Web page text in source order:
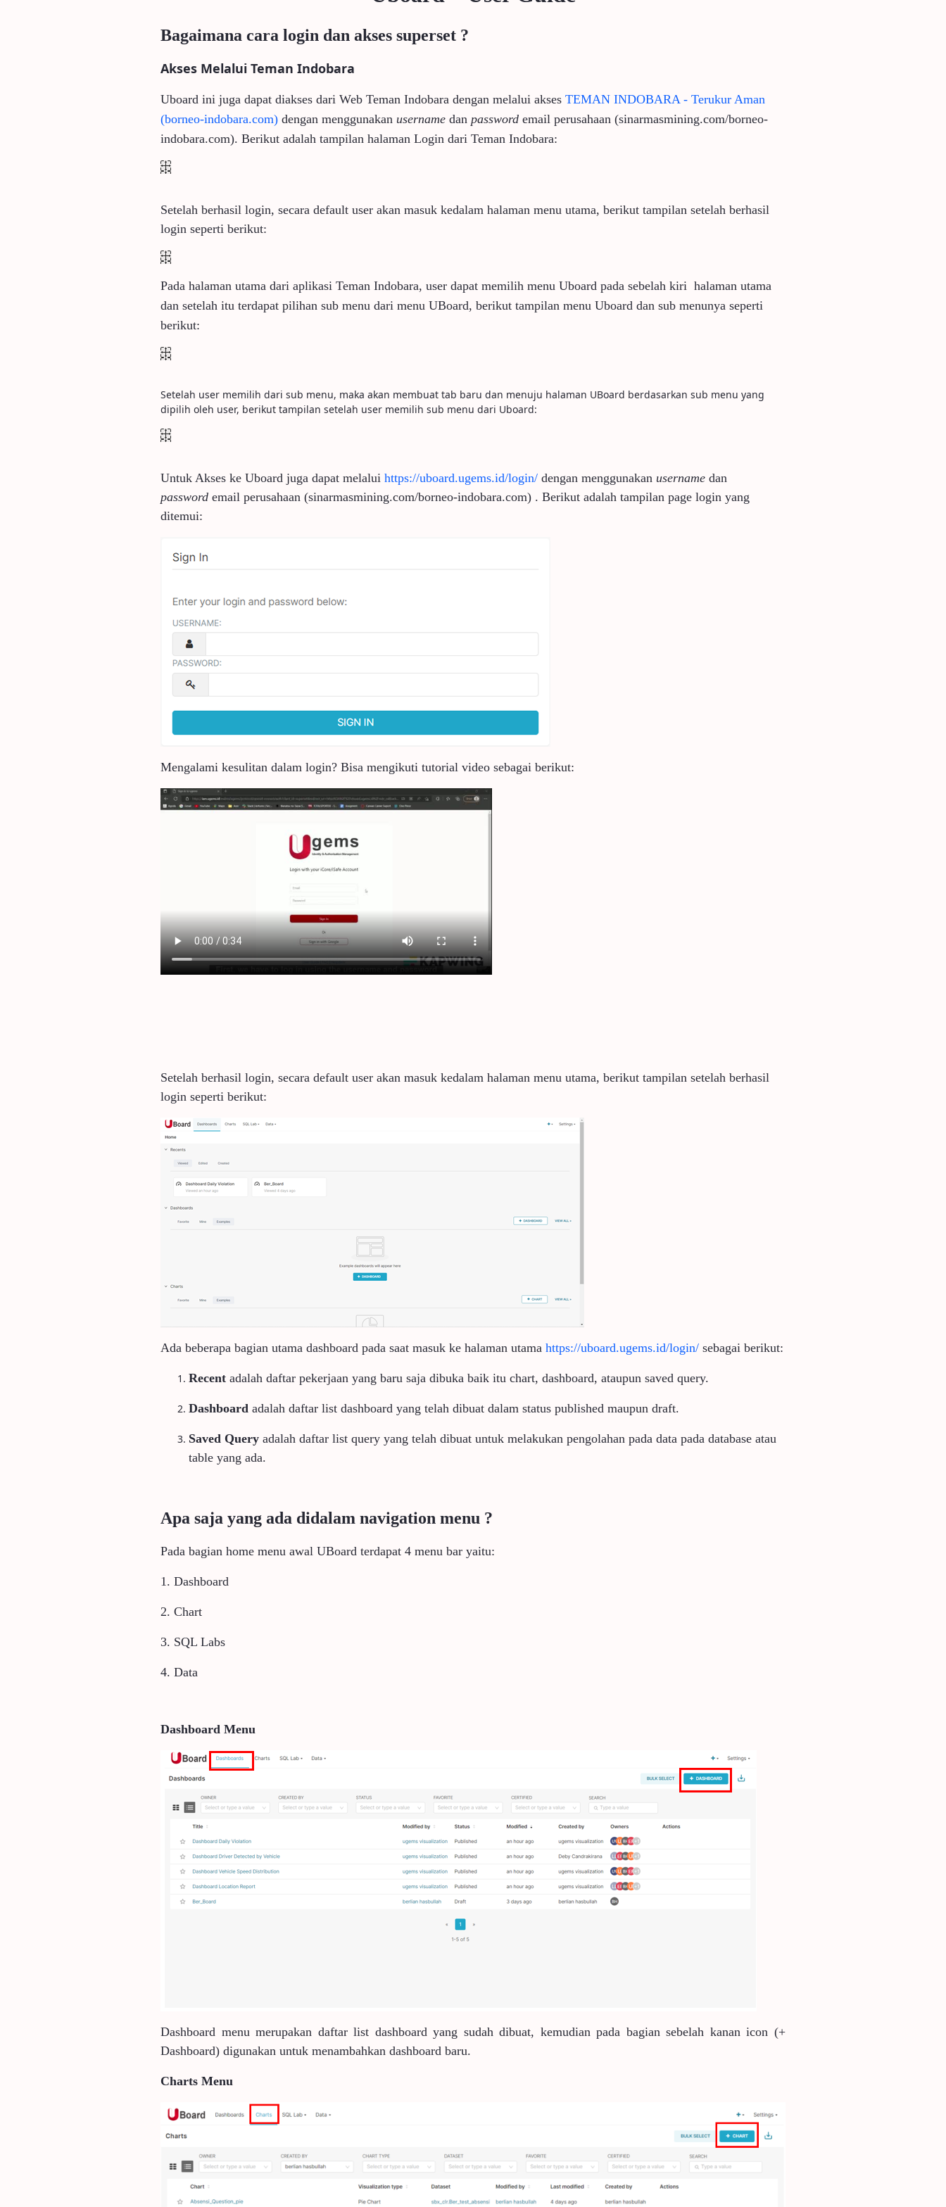
Bagaimana cara login dan akses superset ?
Akses Melalui Teman Indobara
Uboard ini juga dapat diakses dari Web Teman Indobara dengan melalui akses TEMAN INDOBARA - Terukur Aman
(borneo-indobara.com) dengan menggunakan username dan password email perusahaan (sinarmasmining.com/borneo-
indobara.com). Berikut adalah tampilan halaman Login dari Teman Indobara:
Setelah berhasil login, secara default user akan masuk kedalam halaman menu utama, berikut tampilan setelah berhasil
login seperti berikut:
Pada halaman utama dari aplikasi Teman Indobara, user dapat memilih menu Uboard pada sebelah kiri halaman utama
dan setelah itu terdapat pilihan sub menu dari menu UBoard, berikut tampilan menu Uboard dan sub menunya seperti
berikut:
Setelah user memilih dari sub menu, maka akan membuat tab baru dan menuju halaman UBoard berdasarkan sub menu yang
dipilih oleh user, berikut tampilan setelah user memilih sub menu dari Uboard:
Untuk Akses ke Uboard juga dapat melalui https://uboard.ugems.id/login/ dengan menggunakan username dan
password email perusahaan (sinarmasmining.com/borneo-indobara.com) . Berikut adalah tampilan page login yang
ditemui:
Mengalami kesulitan dalam login? Bisa mengikuti tutorial video sebagai berikut:
Setelah berhasil login, secara default user akan masuk kedalam halaman menu utama, berikut tampilan setelah berhasil
login seperti berikut:
Ada beberapa bagian utama dashboard pada saat masuk ke halaman utama https://uboard.ugems.id/login/ sebagai berikut:
Recent adalah daftar pekerjaan yang baru saja dibuka baik itu chart, dashboard, ataupun saved query.
Dashboard adalah daftar list dashboard yang telah dibuat dalam status published maupun draft.
Saved Query adalah daftar list query yang telah dibuat untuk melakukan pengolahan pada data pada database atau
table yang ada.
Apa saja yang ada didalam navigation menu ?
Pada bagian home menu awal UBoard terdapat 4 menu bar yaitu:
1. Dashboard
2. Chart
3. SQL Labs
4. Data
Dashboard Menu
Dashboard menu merupakan daftar list dashboard yang sudah dibuat, kemudian pada bagian sebelah kanan icon (+
Dashboard) digunakan untuk menambahkan dashboard baru.
Charts Menu